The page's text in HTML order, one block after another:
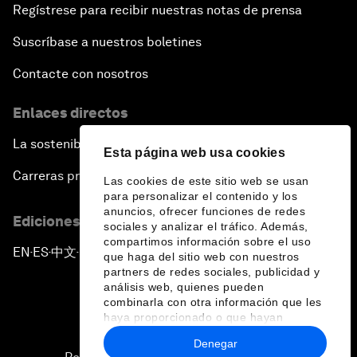
Esta página web usa cookies
Las cookies de este sitio web se usan
para personalizar el contenido y los
anuncios, ofrecer funciones de redes
sociales y analizar el tráfico. Además,
compartimos información sobre el uso
que haga del sitio web con nuestros
partners de redes sociales, publicidad y
análisis web, quienes pueden
combinarla con otra información que les
haya proporcionado o que hayan
recopilado a partir del uso que haya
hecho de sus servicios.
Denegar
Regístrese para recibir nuestras notas de prensa
Suscríbase a nuestros boletines
Contacte con nosotros
Enlaces directos
La sostenibilidad en el Foro
Carreras profesionales
Ediciones en otros idiomas
EN ▪ ES▪中文▪ 日本語